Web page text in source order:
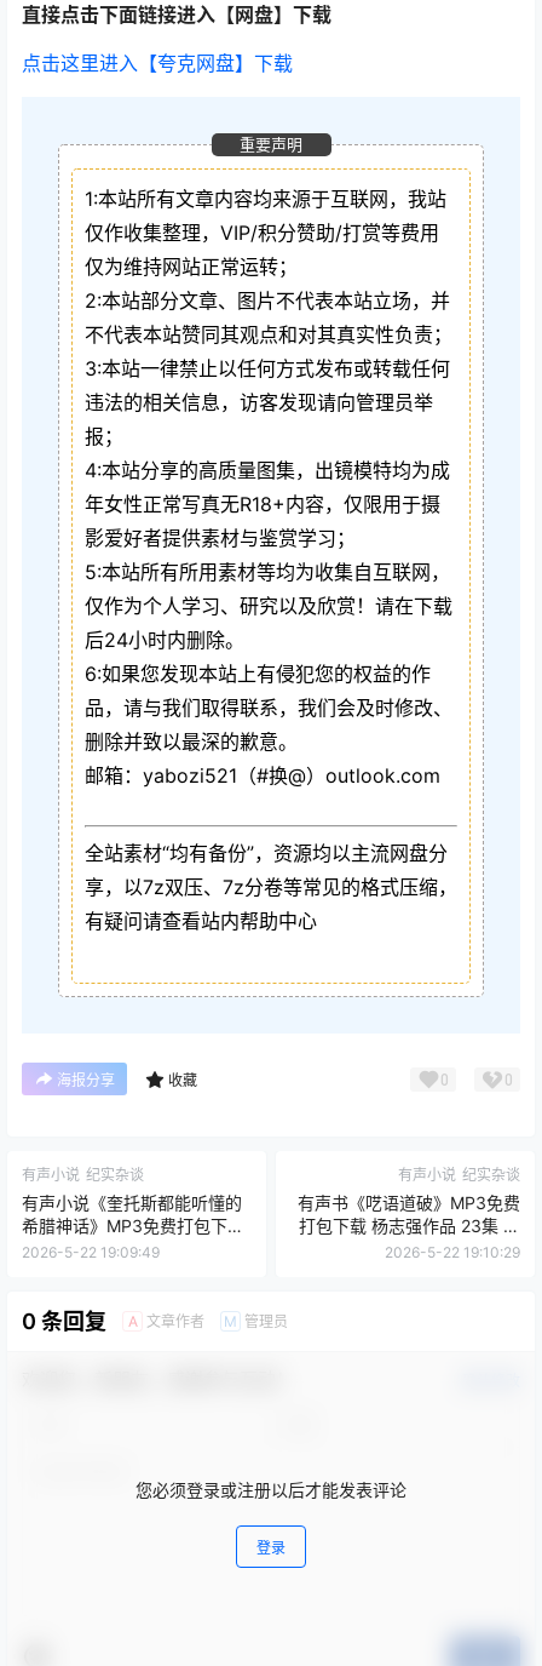
直接点击下面链接进入【网盘】下载
点击这里进入【夸克网盘】下载
重要声明
1:本站所有文章内容均来源于互联网，我站
仅作收集整理，VIP/积分赞助/打赏等费用
仅为维持网站正常运转；
2:本站部分文章、图片不代表本站立场，并
不代表本站赞同其观点和对其真实性负责；
3:本站一律禁止以任何方式发布或转载任何
违法的相关信息，访客发现请向管理员举
报；
4:本站分享的高质量图集，出镜模特均为成
年女性正常写真无R18+内容，仅限用于摄
影爱好者提供素材与鉴赏学习；
5:本站所有所用素材等均为收集自互联网，
仅作为个人学习、研究以及欣赏！请在下载
后24小时内删除。
6:如果您发现本站上有侵犯您的权益的作
品，请与我们取得联系，我们会及时修改、
删除并致以最深的歉意。
邮箱：yabozi521（#换@）outlook.com
全站素材“均有备份”，资源均以主流网盘分
享，以7z双压、7z分卷等常见的格式压缩，
有疑问请查看站内帮助中心
海报分享 收藏 0 0
有声小说 纪实杂谈
有声小说《奎托斯都能听懂的
希腊神话》MP3免费打包下载
小强播音 181集
2026-5-22 19:09:49
有声小说 纪实杂谈
有声书《呓语道破》MP3免费
打包下载 杨志强作品 23集 光
阴似箭播音
2026-5-22 19:10:29
0 条回复 A 文章作者 M 管理员
您必须登录或注册以后才能发表评论
登录